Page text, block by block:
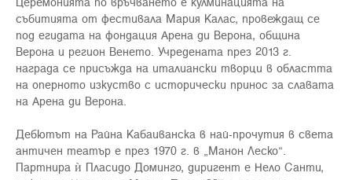
събитията от фестивала Мария Калас, провеждащ се
под егидата на фондация Арена ди Верона, община
Верона и регион Венето. Учредената през 2013 г.
награда се присъжда на италиански творци в областта
на оперното изкуство с исторически принос за славата
на Арена ди Верона.
Дебютът на Райна Кабаиванска в най-прочутия в света
античен театър е през 1970 г. в „Манон Леско“.
Партнира ѝ Пласидо Доминго, диригент е Нело Санти,